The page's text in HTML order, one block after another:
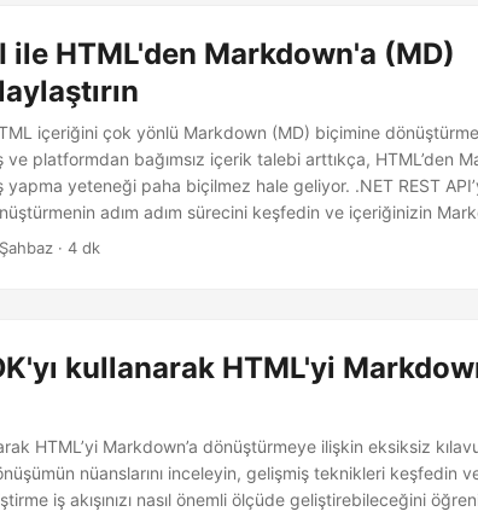
ile HTML'den Markdown'a (MD)
içeriğini çok yönlü Markdown (MD) biçimine
ve platformdan bağımsız içerik talebi arttıkça, HTML’den
yeteneği paha biçilmez hale geliyor. .NET REST
adım adım sürecini keşfedin ve içeriğinizin
korumasını sağlayın.
· 4 dk
kullanarak HTML'yi
HTML’yi Markdown’a dönüştürmeye ilişkin eksiksiz
nüanslarını inceleyin, gelişmiş teknikleri keşfedin
iş akışınızı nasıl önemli ölçüde geliştirebileceğini